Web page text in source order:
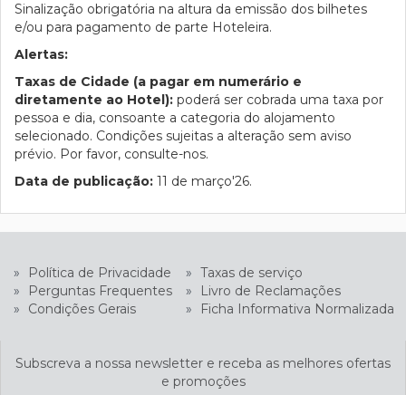
Sinalização obrigatória na altura da emissão dos bilhetes
e/ou para pagamento de parte Hoteleira.
Alertas:
Taxas de Cidade (a pagar em numerário e
diretamente ao Hotel): poderá ser cobrada uma taxa por
pessoa e dia, consoante a categoria do alojamento
selecionado. Condições sujeitas a alteração sem aviso
prévio. Por favor, consulte-nos.
Data de publicação: 11 de março'26.
» Política de Privacidade » Taxas de serviço
»
Perguntas Frequentes »
Livro de Reclamações
»
Condições Gerais » Ficha Informativa Normalizada
Subscreva a nossa newsletter e receba as melhores ofertas
e promoções